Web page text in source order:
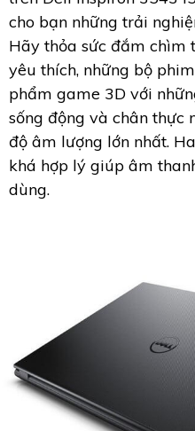
cho bạn những trải
Hãy thỏa sức đắm chìm
yêu thích, những bộ
phẩm game 3D với
sống động và chân thực
độ âm lượng lớn nhất.
khá hợp lý giúp âm
dùng.